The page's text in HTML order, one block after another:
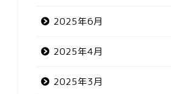
2025年6月
2025年4月
2025年3月